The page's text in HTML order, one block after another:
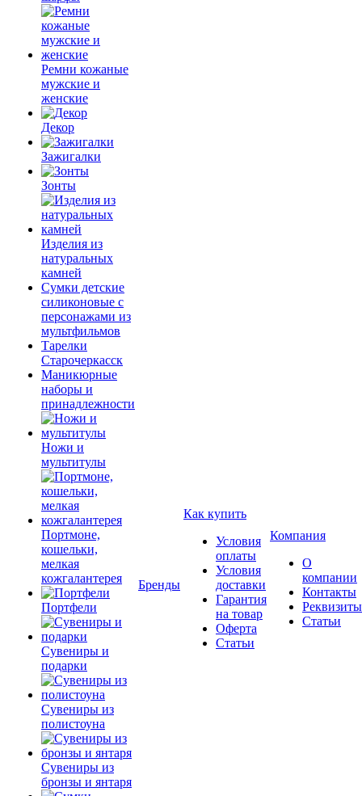
Ремни кожаные
мужские и
женские
Декор
Зажигалки
Зонты
Изделия из
натуральных
камней
Сумки детские
силиконовые с
персонажами из
мультфильмов
Тарелки
Старочеркасск
Маникюрные
наборы и
принадлежности
Ножи и
мультитулы
Портмоне,
кошельки,
мелкая
кожгалантерея
Портфели
Сувениры и
подарки
Сувениры из
полистоуна
Сувениры из
бронзы и янтаря
Бренды
Как купить
Условия
оплаты
Условия
доставки
Гарантия
на товар
Оферта
Статьи
Компания
О
компании
Контакты
Реквизиты
Статьи